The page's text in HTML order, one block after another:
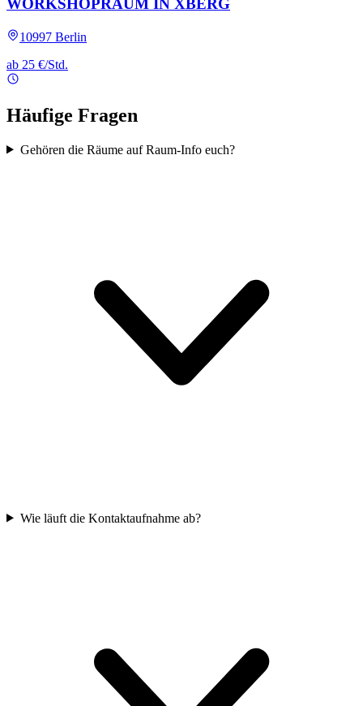
WORKSHOPRAUM IN XBERG
10997 Berlin
ab 25 €/Std.
Häufige Fragen
Gehören die Räume auf Raum-Info euch?
Wie läuft die Kontaktaufnahme ab?